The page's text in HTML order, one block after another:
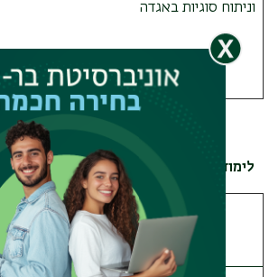
וניתוח סוגיות באגדה
לימודי ארץ ישראל וארכיאולוגיה
The Dead Sea Scrolls: A Short
Introduction